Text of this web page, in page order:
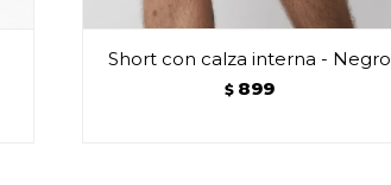
Short con calza interna - Negro
$ 899